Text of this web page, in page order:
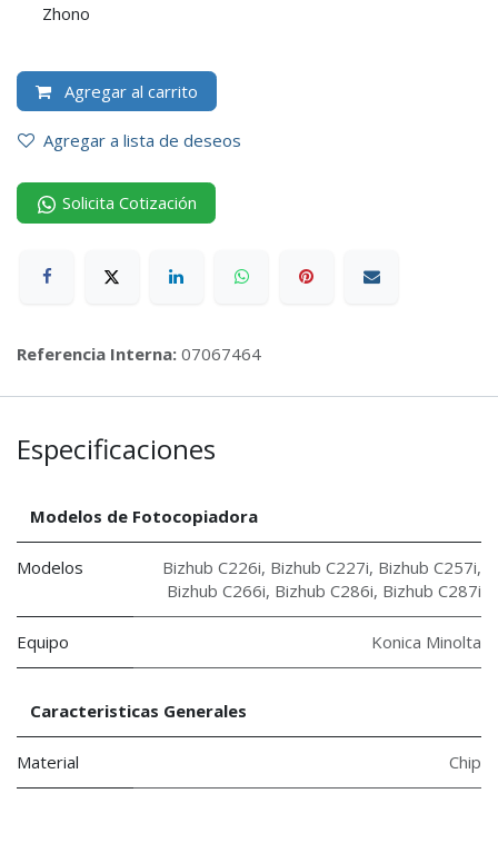
Zhono
Agregar al carrito
Agregar a lista de deseos
Solicita Cotización
Referencia Interna: 07067464
Especificaciones
Modelos de Fotocopiadora
Modelos Bizhub C226i, Bizhub C227i, Bizhub C257i,
Bizhub C266i, Bizhub C286i, Bizhub C287i
Equipo Konica Minolta
Caracteristicas Generales
Material Chip